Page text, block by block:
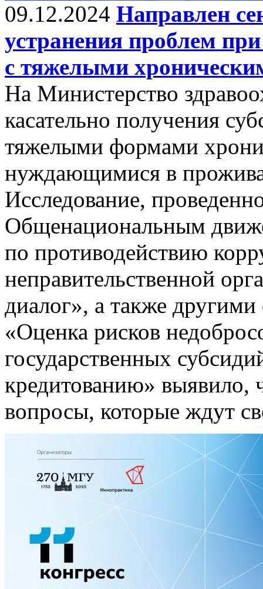
09.12.2024 Направлен
устранения проблем
с тяжелыми
На Министерство
касательно получения
тяжелыми формами
нуждающимися в
Исследование,
Общенациональным
по противодействию
неправительственной
диалог», а также
«Оценка рисков
государственных
кредитованию» выявило,
вопросы, которые ждут